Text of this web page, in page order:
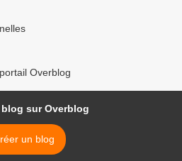
Overblog
blog sur Overblog
un blog